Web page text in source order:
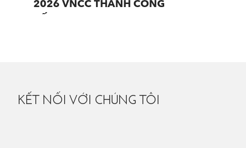
2026 VNCC THÀNH CÔNG
KẾT NỐI VỚI CHÚNG TÔI